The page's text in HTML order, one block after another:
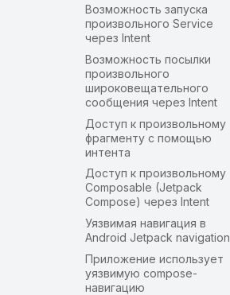
Возможность запуска
произвольного Service
через Intent
Возможность посылки
произвольного
широковещательного
сообщения через Intent
Доступ к произвольному
фрагменту с помощью
интента
Доступ к произвольному
Composable (Jetpack
Compose) через Intent
Уязвимая навигация в
Android Jetpack navigation
Приложение использует
уязвимую compose-
навигацию